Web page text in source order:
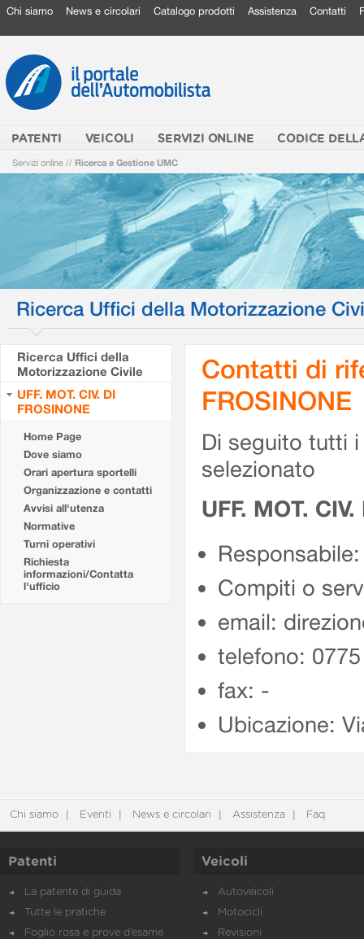
Chi siamo News e circolari Catalogo prodotti Assistenza Contatti
PATENTI VEICOLI SERVIZI ONLINE CODICE
Servizi online // Ricerca e Gestione UMC
Ricerca Uffici della Motorizzazione
Ricerca Uffici della
Motorizzazione Civile
UFF. MOT. CIV. DI
FROSINONE
Home Page
Dove siamo
Orari apertura sportelli
Organizzazione e contatti
Avvisi all'utenza
Normative
Turni operativi
Richiesta
informazioni/Contatta
l'ufficio
Contatti di
FROSINONE
Di seguito tutti
selezionato
UFF. MOT.
Compiti o
email:
telefono:
fax: -
Ubicazione:
Chi siamo Eventi News e circolari Assistenza Faq
Patenti
La patente di guida
Tutte le pratiche
Foglio rosa e prove d’esame
Veicoli
Autoveicoli
Motocicli
Revisioni